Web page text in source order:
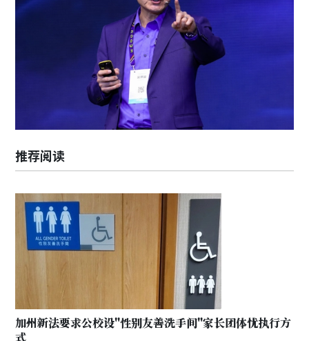
推荐阅读
加州新法要求公校设"性别友善洗手间"家长团体忧执行方
式